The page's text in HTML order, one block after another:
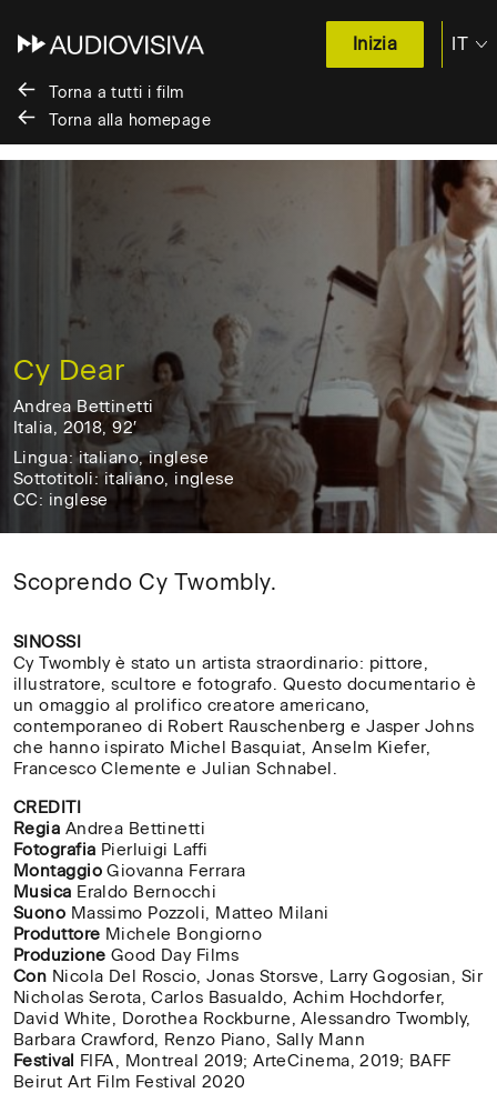
Inizia IT
Torna a tutti i film
Torna alla homepage
Cy Dear
Andrea Bettinetti
Italia, 2018, 92′
Italia,
2018,
92'
Lingua: italiano, inglese
Sottotitoli: italiano, inglese
CC: inglese
Scoprendo
Twombly.
Scoprendo Cy Twombly.
SINOSSI
Cy Twombly è stato un artista straordinario: pittore,
illustratore, scultore e fotografo. Questo documentario è
un omaggio al prolifico creatore americano,
contemporaneo di Robert Rauschenberg e Jasper Johns
che hanno ispirato Michel Basquiat, Anselm Kiefer,
Francesco Clemente e Julian Schnabel.
CREDITI
Regia Andrea Bettinetti
Fotografia Pierluigi Laffi
MontaggioGiovanna Ferrara
Musica Eraldo Bernocchi
Suono Massimo Pozzoli, Matteo Milani
Produttore Michele Bongiorno
Produzione Good Day Films
Con Nicola Del Roscio, Jonas Storsve, Larry Gogosian, Sir
Nicholas Serota, Carlos Basualdo, Achim Hochdorfer,
David White, Dorothea Rockburne, Alessandro Twombly,
Barbara Crawford, Renzo Piano, Sally Mann
Festival FIFA, Montreal 2019; ArteCinema, 2019; BAFF
Beirut Art Film Festival 2020